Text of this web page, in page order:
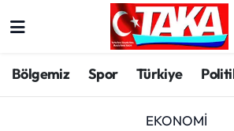
Bölgemiz Spor Türkiye
EKONOMI
Spor
Trabzon Hava Durumu